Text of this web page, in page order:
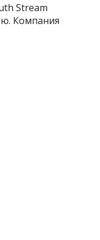
Stream
Компания